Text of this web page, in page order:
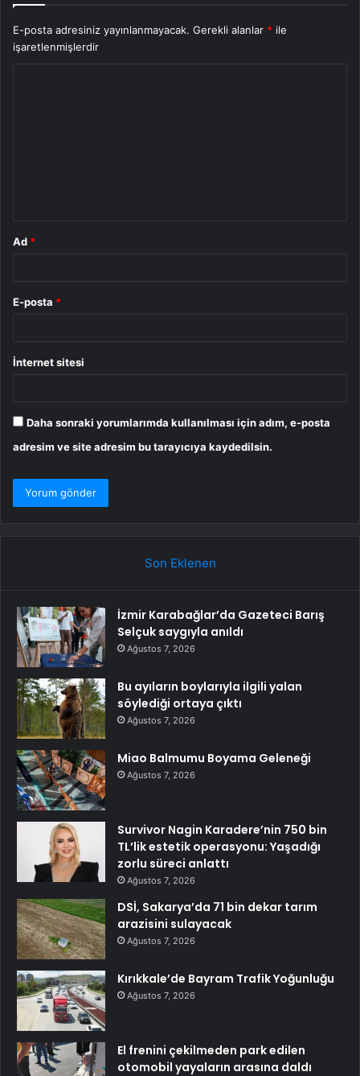
E-posta adresiniz yayınlanmayacak. Gerekli alanlar * ile
işaretlenmişlerdir
Ad *
E-posta *
İnternet sitesi
Daha sonraki yorumlarımda kullanılması için adım, e-posta
adresim ve site adresim bu tarayıcıya kaydedilsin.
Son Eklenen
İzmir Karabağlar’da Gazeteci Barış
Selçuk saygıyla anıldı
Ağustos 7, 2026
Bu ayıların boylarıyla ilgili yalan
söylediği ortaya çıktı
Ağustos 7, 2026
Miao Balmumu Boyama Geleneği
Ağustos 7, 2026
Survivor Nagin Karadere’nin 750 bin
TL’lik estetik operasyonu: Yaşadığı
zorlu süreci anlattı
Ağustos 7, 2026
DSİ, Sakarya’da 71 bin dekar tarım
arazisini sulayacak
Ağustos 7, 2026
Kırıkkale’de Bayram Trafik Yoğunluğu
Ağustos 7, 2026
El frenini çekilmeden park edilen
otomobil yayaların arasına daldı